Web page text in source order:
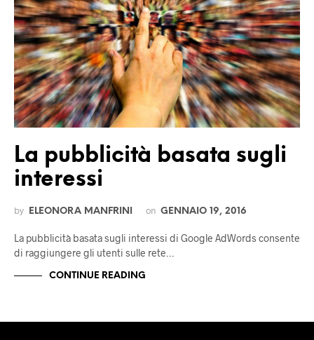
La pubblicità basata sugli
interessi
by ELEONORA MANFRINI on GENNAIO 19, 2016
La pubblicità basata sugli interessi di Google AdWords consente
di raggiungere gli utenti sulle rete…
CONTINUE READING